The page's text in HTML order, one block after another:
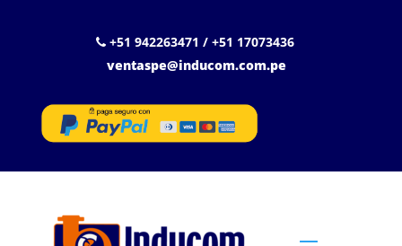
+51 942263471 / +51 17073436
ventaspe@inducom.com.pe